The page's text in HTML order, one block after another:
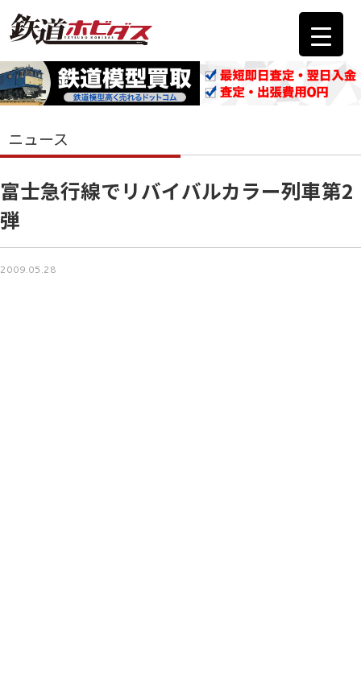
ニュース
富士急行線でリバイバルカラー列車第2
弾
2009.05.28